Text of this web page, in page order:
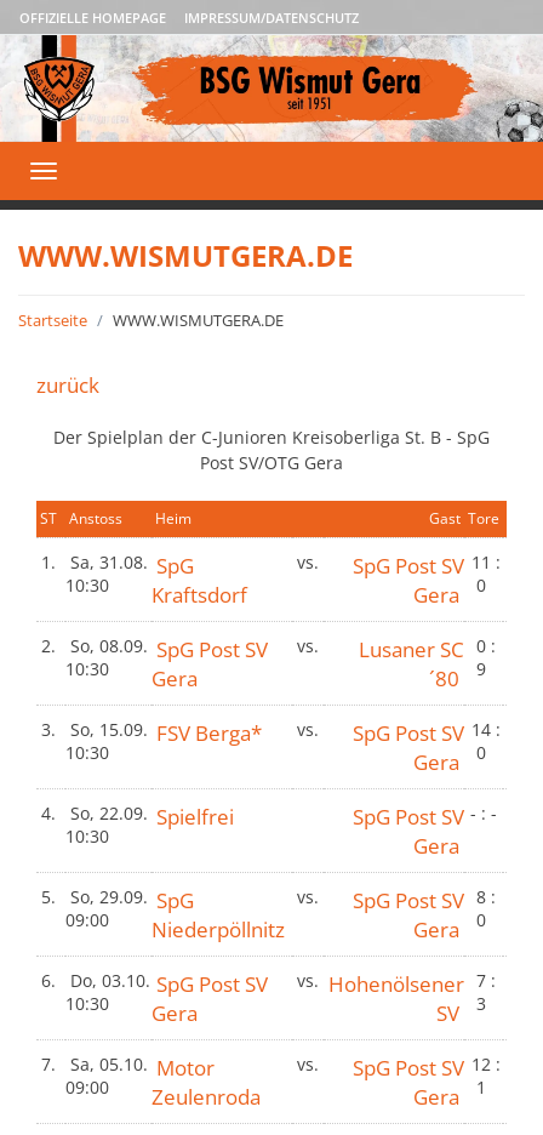
OFFIZIELLE HOMEPAGE IMPRESSUM/DATENSCHUTZ
Toggle
navigation
WWW.WISMUTGERA.DE
Startseite WWW.WISMUTGERA.DE
zurück
Der Spielplan der C-Junioren Kreisoberliga St. B - SpG
Post SV/OTG Gera
ST Anstoss Heim Gast Tore
1.
Sa, 31.08.
10:30
SpG
Kraftsdorf
vs.
SpG Post SV
Gera
11 :
0
2.
So, 08.09.
10:30
SpG Post SV
Gera
vs.
Lusaner SC
´80
0 :
9
3.
So, 15.09.
10:30
FSV Berga* vs.
SpG Post SV
Gera
14 :
0
4.
So, 22.09.
10:30
Spielfrei
SpG Post SV
Gera
- : -
5.
So, 29.09.
09:00
SpG
Niederpöllnitz
vs.
SpG Post SV
Gera
8 :
0
6.
Do, 03.10.
10:30
SpG Post SV
Gera
vs. Hohenölsener
SV
7 :
3
7.
Sa, 05.10.
09:00
Motor
Zeulenroda
vs.
SpG Post SV
Gera
12 :
1